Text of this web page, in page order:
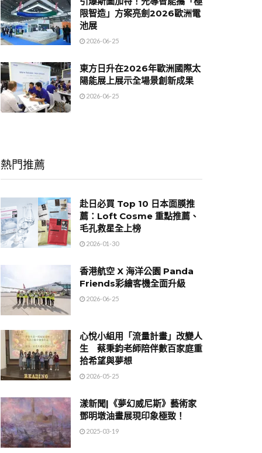
限智造」方案亮劍2026歐洲電
池展
2026-06-25
東方日升在2026年歐洲國際太
陽能展上展示全場景創新成果
2026-06-25
熱門推薦
赴日必買 Top 10 日本面膜推
薦：Loft Cosme 重點推薦、
毛孔救星全上榜
2026-01-30
香港航空 X 海洋公園 Panda
Friends彩繪客機全面升級
2026-06-25
心悅小組用「流量計畫」改變人
生 蔡秉鈞老師陪伴數百家庭重
拾希望與夢想
2026-05-25
漾新聞|《夢幻威尼斯》藝術家
鄧明墩油畫展現印象極致！
2025-03-19